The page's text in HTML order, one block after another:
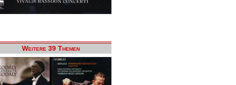
Weitere 39 Themen